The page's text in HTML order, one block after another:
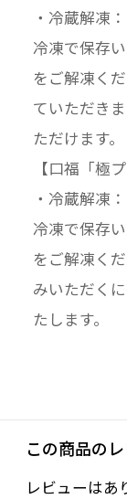
・冷蔵解凍
冷凍で保存
をご解凍く
ていただき
ただけます。
【口福「極
・冷蔵解凍
冷凍で保存
をご解凍く
みいただく
たします。
この商品の
レビューはあ